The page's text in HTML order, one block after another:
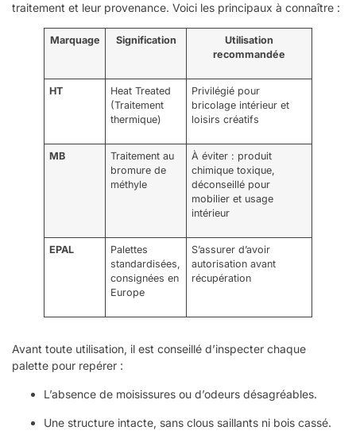
traitement et leur provenance. Voici les principaux à connaître :
Marquage Signification
Utilisation
recommandée
HT
Heat Treated
(Traitement
thermique)
Privilégié pour
bricolage intérieur et
loisirs créatifs
MB
Traitement au
bromure de
méthyle
À éviter : produit
chimique toxique,
déconseillé pour
mobilier et usage
intérieur
EPAL
Palettes
standardisées,
consignées en
Europe
S’assurer d’avoir
autorisation avant
récupération
Avant toute utilisation, il est conseillé d’inspecter chaque
palette pour repérer :
L’absence de moisissures ou d’odeurs désagréables.
Une structure intacte, sans clous saillants ni bois cassé.